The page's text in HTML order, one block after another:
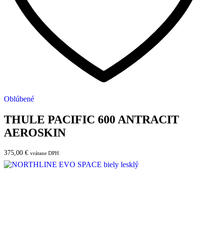
Oblúbené
THULE PACIFIC 600 ANTRACIT
AEROSKIN
375,00 € vrátane DPH